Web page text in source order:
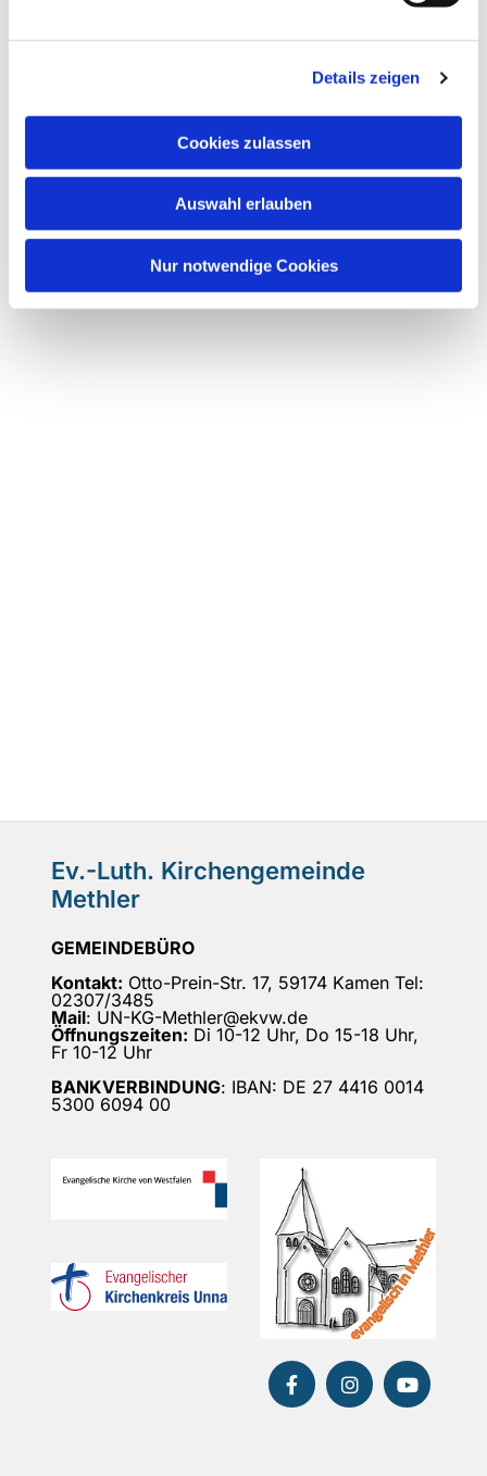
Details zeigen
Cookies zulassen
Auswahl erlauben
Nur notwendige Cookies
Dies könnte Sie auch
interessieren
Ev.-Luth. Kirchengemeinde
Methler
GEMEINDEBÜRO
Kontakt: Otto-Prein-Str. 17, 59174 Kamen Tel:
02307/3485
Mail: UN-KG-Methler@ekvw.de
Öffnungszeiten: Di 10-12 Uhr, Do 15-18 Uhr,
Fr 10-12 Uhr
BANKVERBINDUNG: IBAN: DE 27 4416 0014
5300 6094 00